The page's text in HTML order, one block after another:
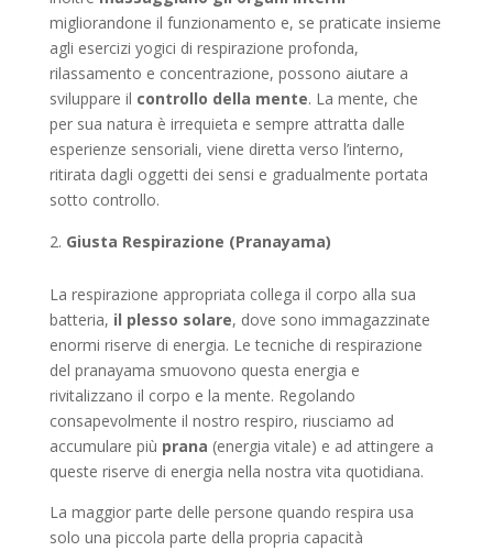
migliorandone il funzionamento e, se praticate insieme
agli esercizi yogici di respirazione profonda,
rilassamento e concentrazione, possono aiutare a
sviluppare il controllo della mente. La mente, che
per sua natura è irrequieta e sempre attratta dalle
esperienze sensoriali, viene diretta verso l’interno,
ritirata dagli oggetti dei sensi e gradualmente portata
sotto controllo.
Giusta Respirazione (Pranayama)
La respirazione appropriata collega il corpo alla sua
batteria, il plesso solare, dove sono immagazzinate
enormi riserve di energia. Le tecniche di respirazione
del pranayama smuovono questa energia e
rivitalizzano il corpo e la mente. Regolando
consapevolmente il nostro respiro, riusciamo ad
accumulare più prana (energia vitale) e ad attingere a
queste riserve di energia nella nostra vita quotidiana.
La maggior parte delle persone quando respira usa
solo una piccola parte della propria capacità